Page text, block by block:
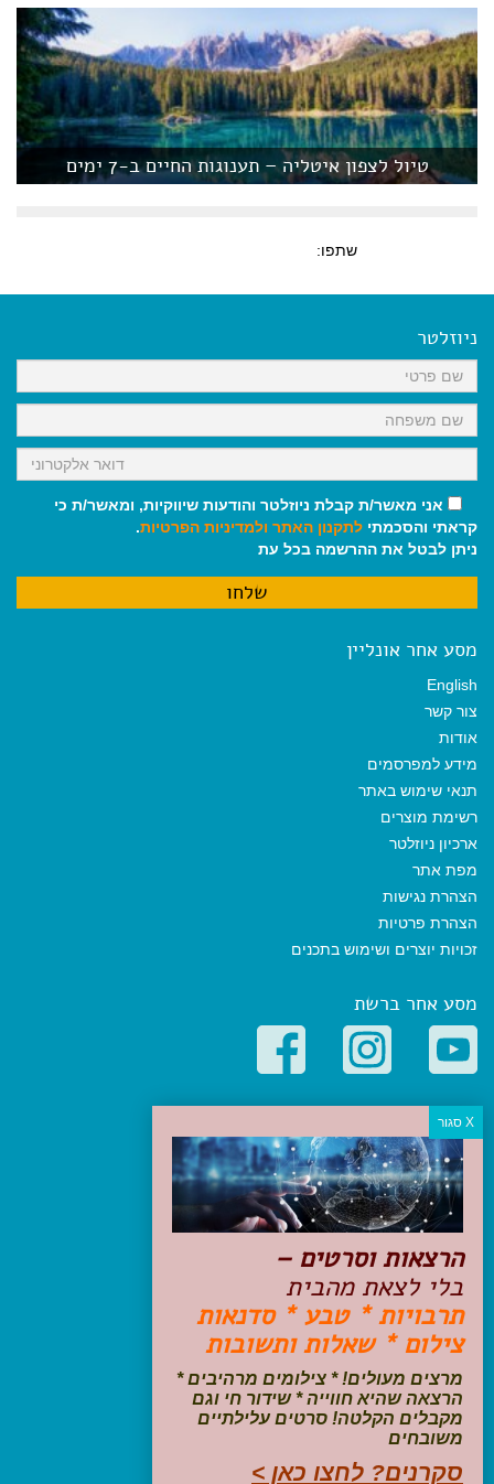
טיול לצפון איטליה – תענוגות החיים ב-7 ימים
שתפו:
ניוזלטר
אני מאשר/ת קבלת ניוזלטר והודעות שיווקיות, ומאשר/ת כי
קראתי והסכמתי לתקנון האתר ולמדיניות הפרטיות.
ניתן לבטל את ההרשמה בכל עת
מסע אחר אונליין
English
צור קשר
אודות
מידע למפרסמים
תנאי שימוש באתר
רשימת מוצרים
ארכיון ניוזלטר
מפת אתר
הצהרת נגישות
הצהרת פרטיות
זכויות יוצרים ושימוש בתכנים
מסע אחר ברשת
קטגוריות פופולריות
יעדים
טיולים בישראל
מלונות בוטיק בישראל
טיפים והמלצות
הכנות לנסיעה
טיולי ג'יפים
טיולים עם ילדים
שייט, הפלגות, קרוזים
עקבו אחרינו בפייסבוק
הרצאות וסרטים –
בלי לצאת מהבית
תרבויות * טבע * סדנאות
צילום * שאלות ותשובות
מרצים מעולים! * צילומים מרהיבים *
הרצאה שהיא חווייה * שידור חי וגם
מקבלים הקלטה! סרטים עלילתיים
משובחים
סקרנים? לחצו כאן >